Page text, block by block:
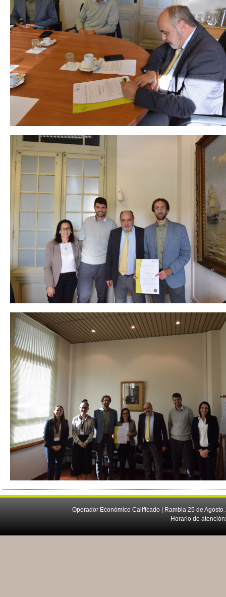
Operador Económico Calificado | Rambla 25 de
Horario de